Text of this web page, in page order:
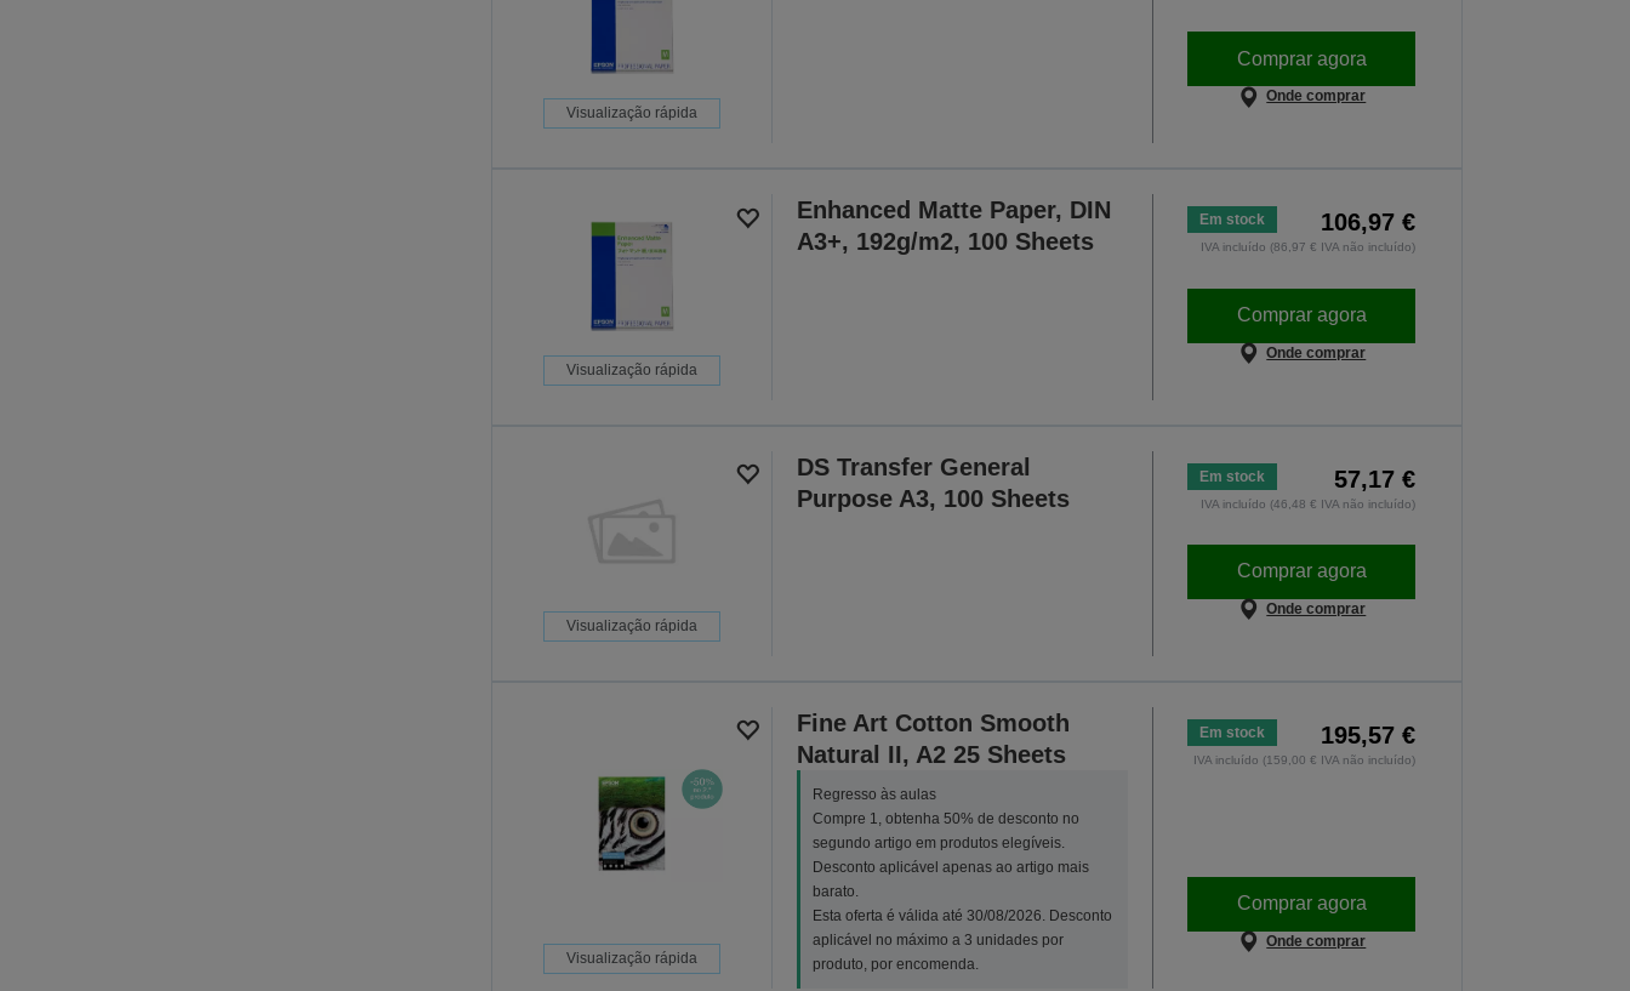
Visualização rápida
Comprar agora
Onde comprar
Visualização rápida
Enhanced Matte Paper, DIN
A3+, 192g/m2, 100 Sheets
Em stock 106,97 €
IVA incluído (86,97 € IVA não incluído)
Comprar agora
Onde comprar
Visualização rápida
DS Transfer General
Purpose A3, 100 Sheets
Em stock 57,17 €
IVA incluído (46,48 € IVA não incluído)
Comprar agora
Onde comprar
Visualização rápida
Fine Art Cotton Smooth
Natural II, A2 25 Sheets
Regresso às aulas
Compre 1, obtenha 50% de desconto no
segundo artigo em produtos elegíveis.
Desconto aplicável apenas ao artigo mais
barato.
Esta oferta é válida até 30/08/2026. Desconto
aplicável no máximo a 3 unidades por
produto, por encomenda.
Em stock 195,57 €
IVA incluído (159,00 € IVA não incluído)
Comprar agora
Onde comprar